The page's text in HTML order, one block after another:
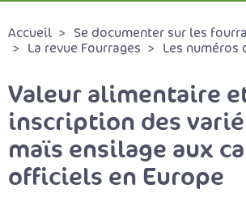
Accueil
Se documenter sur les
La revue Fourrages
Les numéros
Valeur alimentaire
inscription des
maïs ensilage aux
officiels en Europe